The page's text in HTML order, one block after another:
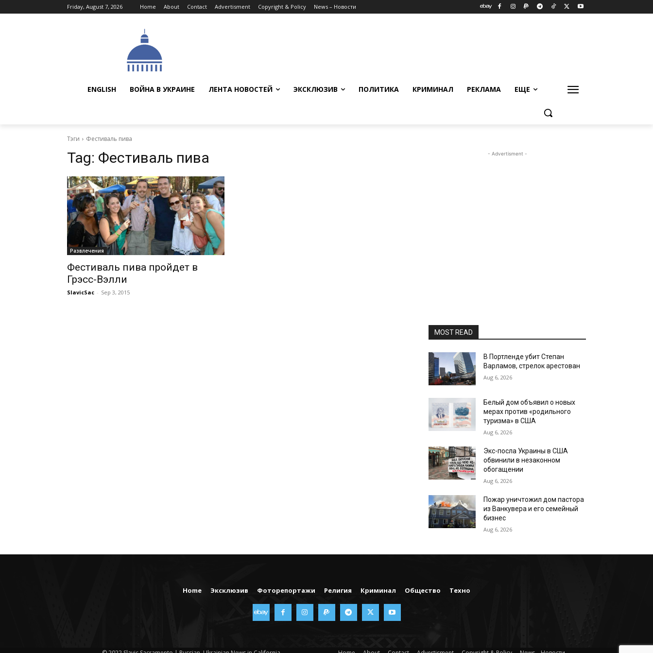
Friday, August 7, 2026 Home About Contact Advertisment Copyright & Policy News – Новости
ENGLISH ВОЙНА В УКРАИНЕ ЛЕНТА НОВОСТЕЙ ЭКСКЛЮЗИВ ПОЛИТИКА КРИМИНАЛ РЕКЛАМА ЕЩЕ
Тэги Фестиваль пива
Tag: Фестиваль пива
Развлечения
Фестиваль пива пройдет в
Грэсс-Вэлли
SlavicSac - Sep 3, 2015
- Advertisment -
MOST READ
В Портленде убит Степан
Варламов, стрелок арестован
Aug 6, 2026
Белый дом объявил о новых
мерах против «родильного
туризма» в США
Aug 6, 2026
Экс-посла Украины в США
обвинили в незаконном
обогащении
Aug 6, 2026
Пожар уничтожил дом пастора
из Ванкувера и его семейный
бизнес
Aug 6, 2026
Home Эксклюзив Фоторепортажи Религия Криминал Общество Техно